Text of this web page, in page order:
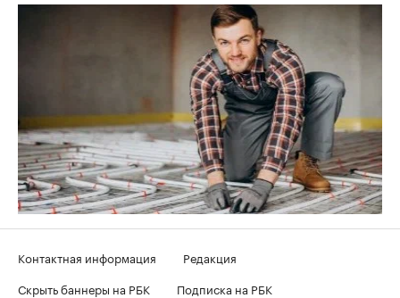
Контактная информация
Редакция
Скрыть баннеры на РБК
Подписка на РБК